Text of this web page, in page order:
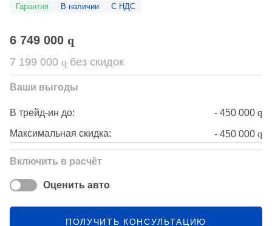
Гарантия В наличии С НДС
6 749 000 q
7 199 000 q без скидок
Ваши выгоды
В трейд-ин до: - 450 000 q
Максимальная скидка: - 450 000 q
Включить в расчёт
Оценить авто
ПОЛУЧИТЬ КОНСУЛЬТАЦИЮ